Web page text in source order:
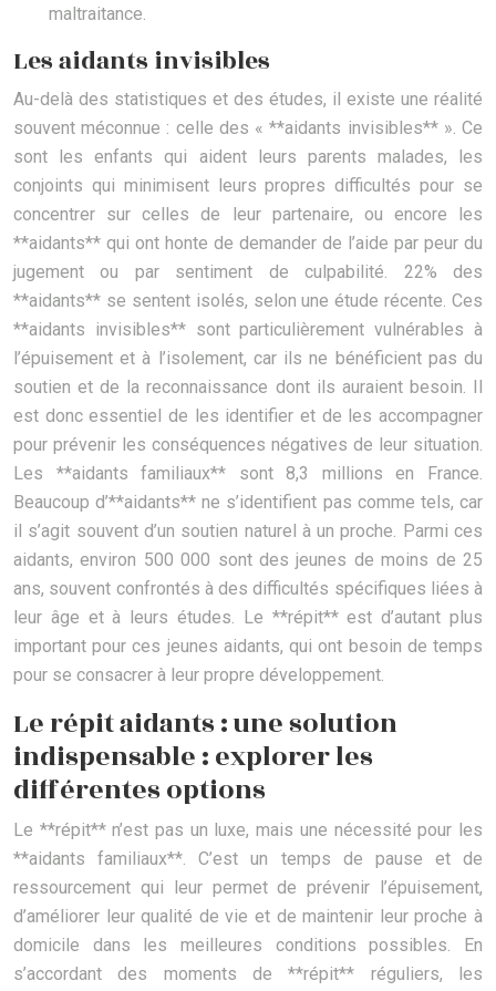
maltraitance.
Les aidants invisibles
Au-delà des statistiques et des études, il existe une réalité
souvent méconnue : celle des « **aidants invisibles** ». Ce
sont les enfants qui aident leurs parents malades, les
conjoints qui minimisent leurs propres difficultés pour se
concentrer sur celles de leur partenaire, ou encore les
**aidants** qui ont honte de demander de l’aide par peur du
jugement ou par sentiment de culpabilité. 22% des
**aidants** se sentent isolés, selon une étude récente. Ces
**aidants invisibles** sont particulièrement vulnérables à
l’épuisement et à l’isolement, car ils ne bénéficient pas du
soutien et de la reconnaissance dont ils auraient besoin. Il
est donc essentiel de les identifier et de les accompagner
pour prévenir les conséquences négatives de leur situation.
Les **aidants familiaux** sont 8,3 millions en France.
Beaucoup d’**aidants** ne s’identifient pas comme tels, car
il s’agit souvent d’un soutien naturel à un proche. Parmi ces
aidants, environ 500 000 sont des jeunes de moins de 25
ans, souvent confrontés à des difficultés spécifiques liées à
leur âge et à leurs études. Le **répit** est d’autant plus
important pour ces jeunes aidants, qui ont besoin de temps
pour se consacrer à leur propre développement.
Le répit aidants : une solution
indispensable : explorer les
différentes options
Le **répit** n’est pas un luxe, mais une nécessité pour les
**aidants familiaux**. C’est un temps de pause et de
ressourcement qui leur permet de prévenir l’épuisement,
d’améliorer leur qualité de vie et de maintenir leur proche à
domicile dans les meilleures conditions possibles. En
s’accordant des moments de **répit** réguliers, les